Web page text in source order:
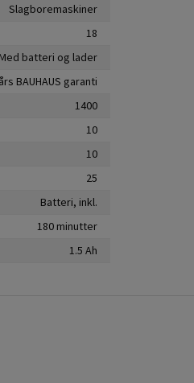
Slagboremaskiner
18
Med batteri og lader
BAUHAUS garanti
1400
10
10
25
Batteri, inkl.
180 minutter
1.5 Ah